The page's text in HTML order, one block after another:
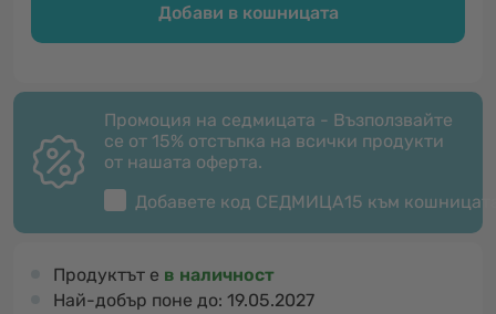
Добави в кошницата
Промоция на седмицата - Възползвайте
се от 15% отстъпка на всички продукти
от нашата оферта.
Добавете код СЕДМИЦА15 към
Продуктът е в наличност
Най-добър поне до: 19.05.2027